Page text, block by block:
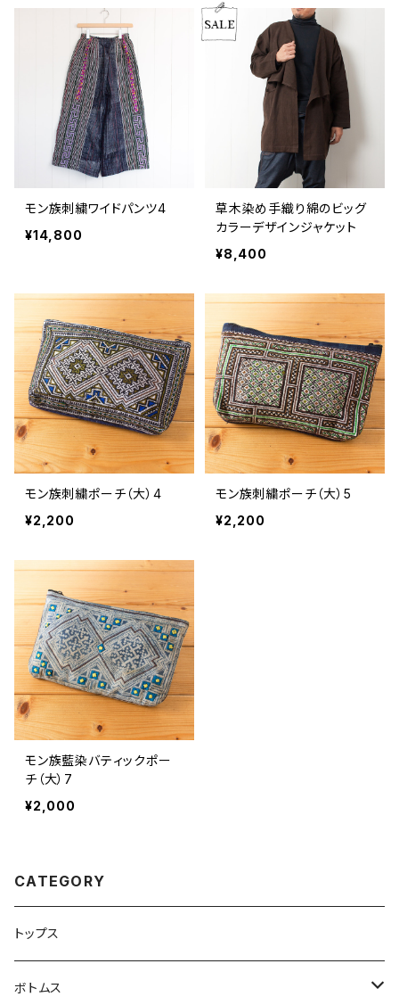
モン族刺繍ワイドパンツ4
¥14,800
草木染め手織り綿のビッグ
カラーデザインジャケット
¥8,400
モン族刺繍ポーチ（大）4
¥2,200
モン族刺繍ポーチ（大）5
¥2,200
モン族藍染バティックポー
チ（大）7
¥2,000
CATEGORY
トップス
ボトムス